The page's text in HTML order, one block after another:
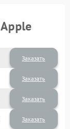
Заказать
Заказать